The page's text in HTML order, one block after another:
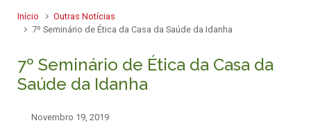
Início
Outras Notícias
7º Seminário de Ética da Casa da Saúde da Idanha
7º Seminário de Ética da Casa da
Saúde da Idanha
Novembro 19, 2019